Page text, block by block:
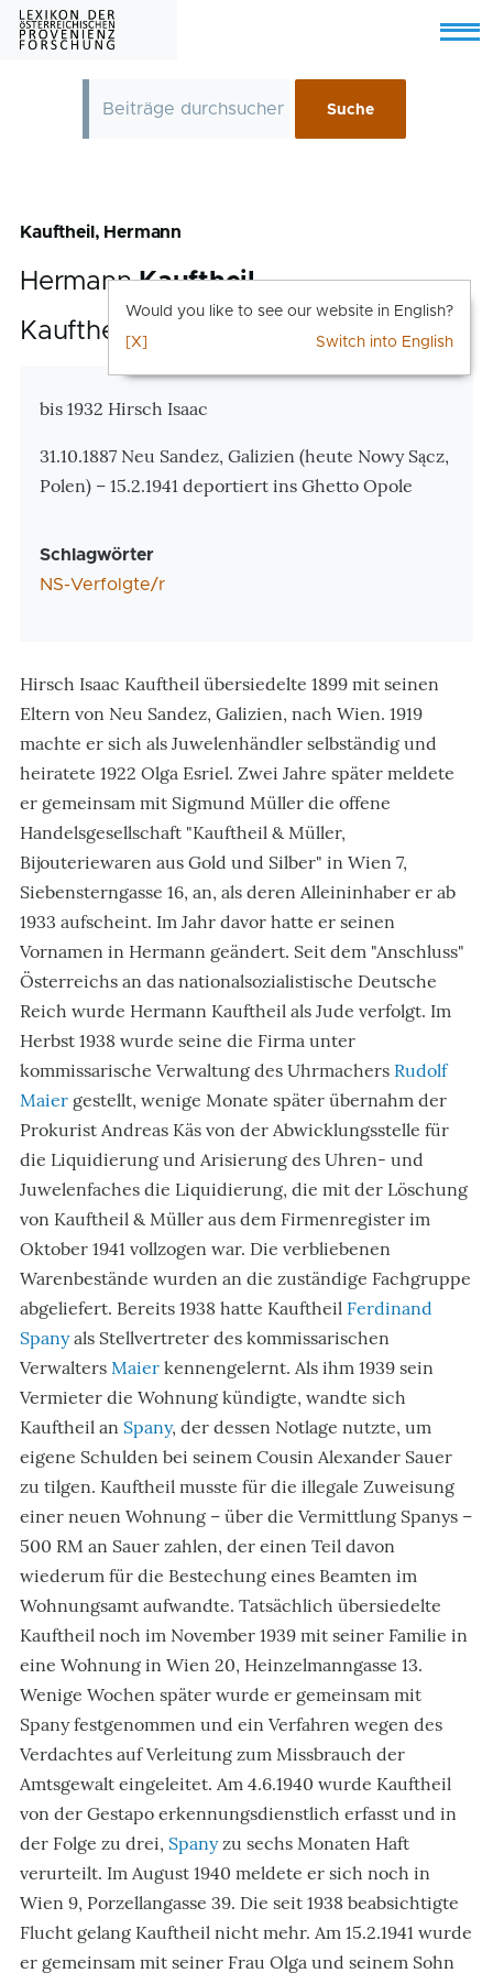
Skip to main content
Menu
Kauftheil, Hermann
HermannKauftheil
Kauftheil, Hermann
Zusatzinformationen
bis 1932 Hirsch Isaac
31.10.1887 Neu Sandez, Galizien (heute Nowy Sącz,
Polen) – 15.2.1941 deportiert ins Ghetto Opole
Schlagwörter
NS-Verfolgte/r
Hirsch Isaac Kauftheil übersiedelte 1899 mit seinen
Eltern von Neu Sandez, Galizien, nach Wien. 1919
machte er sich als Juwelenhändler selbständig und
heiratete 1922 Olga Esriel. Zwei Jahre später meldete
er gemeinsam mit Sigmund Müller die offene
Handelsgesellschaft "Kauftheil & Müller,
Bijouteriewaren aus Gold und Silber" in Wien 7,
Siebensterngasse 16, an, als deren Alleininhaber er ab
1933 aufscheint. Im Jahr davor hatte er seinen
Vornamen in Hermann geändert. Seit dem "Anschluss"
Österreichs an das nationalsozialistische Deutsche
Reich wurde Hermann Kauftheil als Jude verfolgt. Im
Herbst 1938 wurde seine die Firma unter
kommissarische Verwaltung des Uhrmachers Rudolf
Maier gestellt, wenige Monate später übernahm der
Prokurist Andreas Käs von der Abwicklungsstelle für
die Liquidierung und Arisierung des Uhren- und
Juwelenfaches die Liquidierung, die mit der Löschung
von Kauftheil & Müller aus dem Firmenregister im
Oktober 1941 vollzogen war. Die verbliebenen
Warenbestände wurden an die zuständige Fachgruppe
abgeliefert. Bereits 1938 hatte Kauftheil Ferdinand
Spanyals Stellvertreter des kommissarischen
Verwalters Maier kennengelernt. Als ihm 1939 sein
Vermieter die Wohnung kündigte, wandte sich
Kauftheil an Spany, der dessen Notlage nutzte, um
eigene Schulden bei seinem Cousin Alexander Sauer
zu tilgen. Kauftheil musste für die illegale Zuweisung
einer neuen Wohnung – über die Vermittlung Spanys –
500 RM an Sauer zahlen, der einen Teil davon
wiederum für die Bestechung eines Beamten im
Wohnungsamt aufwandte. Tatsächlich übersiedelte
Kauftheil noch im November 1939 mit seiner Familie in
eine Wohnung in Wien 20, Heinzelmanngasse 13.
Wenige Wochen später wurde er gemeinsam mit
Spany festgenommen und ein Verfahren wegen des
Verdachtes auf Verleitung zum Missbrauch der
Amtsgewalt eingeleitet. Am 4.6.1940 wurde Kauftheil
von der Gestapo erkennungsdienstlich erfasst und in
der Folge zu drei, Spanyzu sechs Monaten Haft
verurteilt. Im August 1940 meldete er sich noch in
Wien 9, Porzellangasse 39. Die seit 1938 beabsichtigte
Flucht gelang Kauftheil nicht mehr. Am 15.2.1941 wurde
er gemeinsam mit seiner Frau Olga und seinem Sohn
Would you like to see our website in English?
Switch into English
[X]